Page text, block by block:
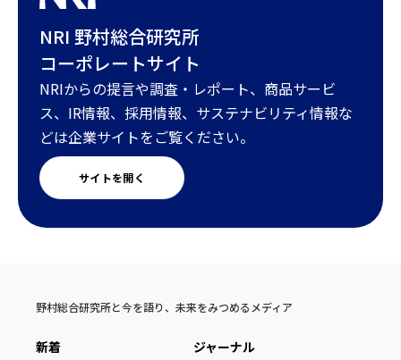
NRI 野村総合研究所
コーポレートサイト
NRIからの提言や調査・レポート、商品サービ
ス、IR情報、採用情報、サステナビリティ情報な
どは企業サイトをご覧ください。
サイトを開く
野村総合研究所と今を語り、未来をみつめるメディア
新着 ジャーナル